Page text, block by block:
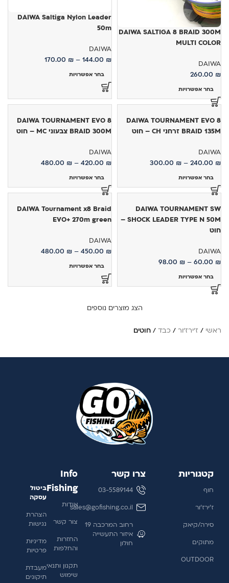
DAIWA SALTIGA 8 BRAID 300M
MULTI COLOR
DAIWA
260.00 ₪
בחר אפשרויות
DAIWA Saltiga Nylon Leader
50m
DAIWA
144.00 ₪
–
170.00 ₪
בחר אפשרויות
DAIWA TOURNAMENT EVO 8
BRAID 135M זרחני CH – חוט
DAIWA
240.00 ₪
–
300.00 ₪
בחר אפשרויות
DAIWA TOURNAMENT EVO 8
BRAID 300M צבעוני MC – חוט
DAIWA
420.00 ₪
–
480.00 ₪
בחר אפשרויות
DAIWA TOURNAMENT SW
SHOCK LEADER TYPE N 50M –
חוט
DAIWA
60.00 ₪
–
98.00 ₪
בחר אפשרויות
DAIWA Tournament x8 Braid
EVO+ 270m green
DAIWA
450.00 ₪
–
480.00 ₪
בחר אפשרויות
הצג מוצרים נוספים
ראשי / ז'ירז'ור / כבד / חוטים
Info
Fishing
אודות
צור קשר
החזרות
והחלפות
תקנון ותנאי
שימוש
ביטול
עסקה
הצהרת
נגישות
מדיניות
פרטיות
מעבדת
תיקונים
קטגוריות
חוף
ז'ירז'ור
סירה/קיאק
מתוקים
OUTDOOR
צרו קשר
03-5589144
sales@gofishing.co.il
רחוב המרכבה 19
איזור התעשייה
חולון